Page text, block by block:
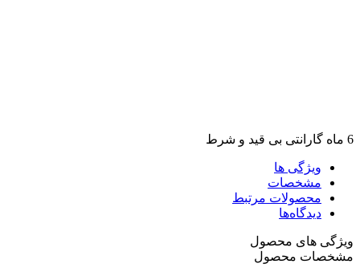
6 ماه گارانتی بی قید و شرط
ویژگی ها
مشخصات
محصولات مرتبط
دیدگاه‌ها
ویژگی های محصول
مشخصات محصول